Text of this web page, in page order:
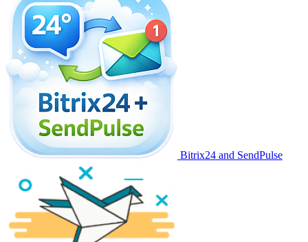
Bitrix24 and SendPulse